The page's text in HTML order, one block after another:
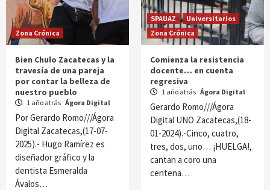
Zona Crónica
Bien Chulo Zacatecas y la
travesía de una pareja
por contar la belleza de
nuestro pueblo
1 año atrás Ágora Digital
Por Gerardo Romo///Ágora
Digital Zacatecas,(17-07-
2025).- Hugo Ramírez es
diseñador gráfico y la
dentista Esmeralda
Ávalos…
SPAUAZ
Universitarios
Zona Crónica
Comienza la resistencia
docente… en cuenta
regresiva
1 año atrás Ágora Digital
Gerardo Romo///Ágora
Digital UNO Zacatecas,(18-
01-2024).-Cinco, cuatro,
tres, dos, uno… ¡HUELGA!,
cantan a coro una
centena…